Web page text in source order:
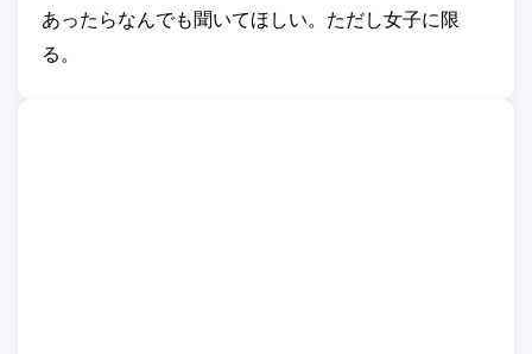
あったらなんでも聞いてほしい。ただし女子に限
る。